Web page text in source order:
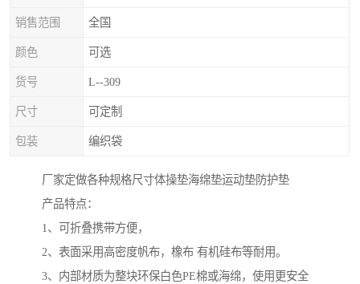
销售范围 全国
颜色 可选
货号 L--309
尺寸 可定制
包装 编织袋
厂家定做各种规格尺寸体操垫海绵垫运动垫防护垫
产品特点：
1、可折叠携带方便，
2、表面采用高密度帆布，橡布 有机硅布等耐用。
3、内部材质为整块环保白色PE棉或海绵，使用更安全